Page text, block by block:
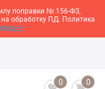
поправки № 156-ФЗ,
обработку ПД. Политика
0 0